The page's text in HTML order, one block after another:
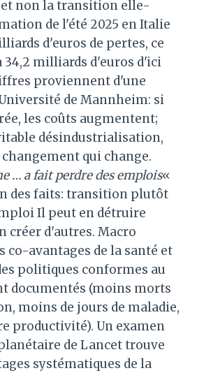
non la transition elle-
de l'été 2025 en Italie
d'euros de pertes, ce
34,2 milliards d'euros d'ici
proviennent d'une
de Mannheim: si
les coûts augmentent;
désindustrialisation,
qui change.
… a fait perdre des emplois«
des faits: transition plutôt
Il peut en détruire
créer d'autres. Macro
co-avantages de la santé et
politiques conformes au
documentés (moins morts
moins de jours de maladie,
productivité). Un examen
de Lancet trouve
systématiques de la